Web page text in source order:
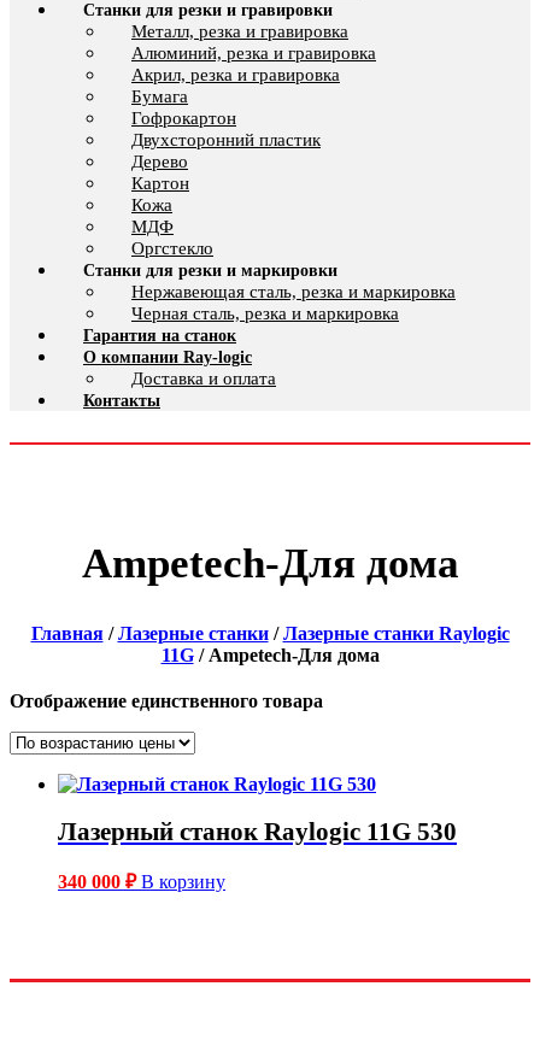
Станки для резки и гравировки
Металл, резка и гравировка
Алюминий, резка и гравировка
Акрил, резка и гравировка
Бумага
Гофрокартон
Двухсторонний пластик
Дерево
Картон
Кожа
МДФ
Оргстекло
Станки для резки и маркировки
Нержавеющая сталь, резка и маркировка
Черная сталь, резка и маркировка
Гарантия на станок
О компании Ray-logic
Доставка и оплата
Контакты
Ampetech-Для дома
Главная/Лазерные станки/Лазерные станки Raylogic
11G/ Ampetech-Для дома
Отображение единственного товара
Лазерный станок Raylogic 11G 530
340 000 ₽ В корзину